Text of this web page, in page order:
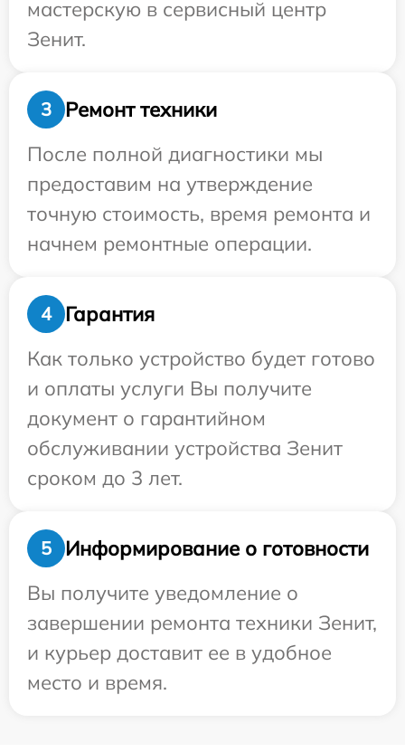
мастерскую в сервисный центр
Зенит.
3
Ремонт техники
После полной диагностики мы
предоставим на утверждение
точную стоимость, время ремонта и
начнем ремонтные операции.
4
Гарантия
Как только устройство будет готово
и оплаты услуги Вы получите
документ о гарантийном
обслуживании устройства Зенит
сроком до 3 лет.
5
Информирование о готовности
Вы получите уведомление о
завершении ремонта техники Зенит,
и курьер доставит ее в удобное
место и время.